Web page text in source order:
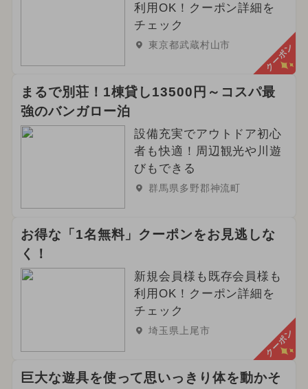
利用OK！クーポン詳細を
チェック
東京都武蔵村山市 クーポン
まるで別荘！1棟貸し13500円～コスパ最
強のバンガロー泊
設備充実でアウトドア初心
者も快適！周辺観光や川遊
びもできる
群馬県多野郡神流町
お得な「1名無料」クーポンをお見逃しな
く！
新規会員様も既存会員様も
利用OK！クーポン詳細を
チェック
埼玉県上尾市 クーポン
巨大な遊具を使って思いっきり体を動かそ